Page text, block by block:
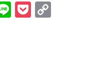
LinePocket